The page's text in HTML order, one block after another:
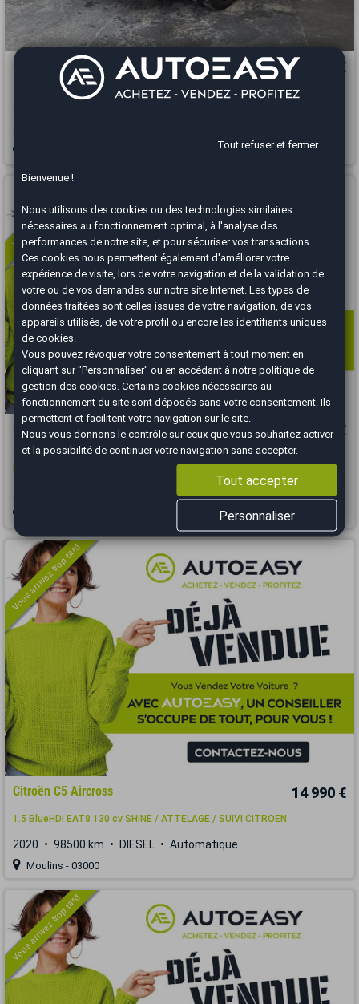
Citroën C5 Aircross 15 990 €
1.6 180 SHINE PACK EAT BVA MOTEUR A CHAINE ENTRETIEN OK
GARANTIE 6 MOIS
2019
Vous arrivez trop tard
Citroën C5 Aircross 14 990 €
1.5 BlueHDi 130 EAT8 Feel / Faible Kilométrage / Caméra / Carplay /
2020 Automatique
Vous arrivez trop tard
Citroën C5 Aircross 14 990 €
1.5 BlueHDi EAT8 130 cv SHINE / ATTELAGE / SUIVI CITROEN
2020 98500 km DIESEL Automatique
Moulins - 03000
Vous arrivez trop tard
Tout refuser et fermer
Bienvenue !
Nous utilisons des cookies ou des technologies similaires
nécessaires au fonctionnement optimal, à l'analyse des
performances de notre site, et pour sécuriser vos transactions.
Ces cookies nous permettent également d'améliorer votre
expérience de visite, lors de votre navigation et de la validation de
votre ou de vos demandes sur notre site Internet. Les types de
données traitées sont celles issues de votre navigation, de vos
appareils utilisés, de votre profil ou encore les identifiants uniques
de cookies.
Vous pouvez révoquer votre consentement à tout moment en
cliquant sur "Personnaliser" ou en accédant à notrepolitique de
gestion des cookies . Certains cookies nécessaires au
fonctionnement du site sont déposés sans votre consentement. Ils
permettent et facilitent votre navigation sur le site.
Nous vous donnons le contrôle sur ceux que vous souhaitez activer
et la possibilité de continuer votre navigation sans accepter.
Tout accepter
Personnaliser